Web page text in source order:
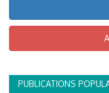
PUBLICATIONS